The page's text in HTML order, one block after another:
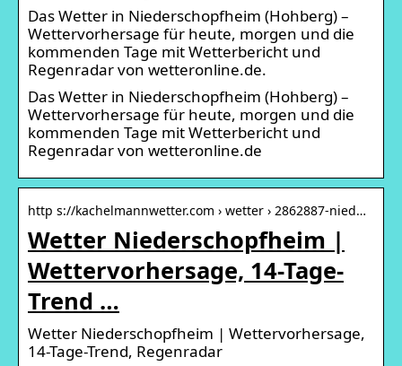
Das Wetter in Niederschopfheim (Hohberg) –
Wettervorhersage für heute, morgen und die
kommenden Tage mit Wetterbericht und
Regenradar von wetteronline.de.
Das Wetter in Niederschopfheim (Hohberg) –
Wettervorhersage für heute, morgen und die
kommenden Tage mit Wetterbericht und
Regenradar von wetteronline.de
http s://kachelmannwetter.com › wetter › 2862887-nied…
Wetter Niederschopfheim |
Wettervorhersage, 14-Tage-
Trend …
Wetter Niederschopfheim | Wettervorhersage,
14-Tage-Trend, Regenradar